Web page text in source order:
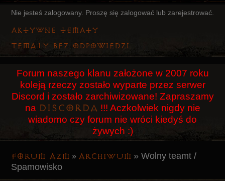
Strona AZM
Główna
Użytkownicy
Szukaj
Rejestracja
Logowanie
Nie jesteś zalogowany. Proszę się zalogować lub zarejestrować.
Aktywne tematy
Tematy bez odpowiedzi
Forum naszego klanu założone w 2007 roku
koleją rzeczy zostało wyparte przez serwer
Discord i zostało zarchiwizowane! Zapraszamy
na Discorda !!! Aczkolwiek nigdy nie
wiadomo czy forum nie wróci kiedyś do
żywych :)
Forum AZM » Archiwum »Wolny teamt /
Spamowisko